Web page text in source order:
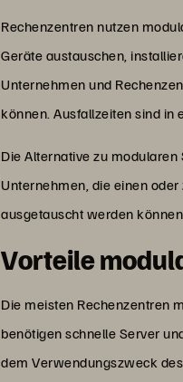
Rechenzentren nutzen
Geräte austauschen,
Unternehmen und
können. Ausfallzeiten sind in
Die Alternative zu
Unternehmen, die einen
ausgetauscht werden
Vorteile
Die meisten Rechenzentren
benötigen schnelle Server
dem Verwendungszweck